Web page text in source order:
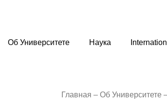
Об Университете Наука
Главная Об Университете